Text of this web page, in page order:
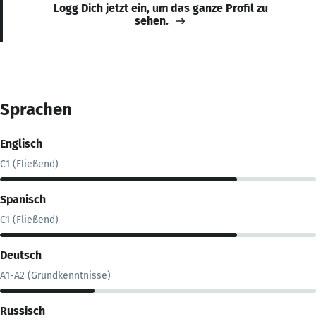
Logg Dich jetzt ein, um das ganze Profil zu
sehen.
Sprachen
Englisch
C1 (Fließend)
Spanisch
C1 (Fließend)
Deutsch
A1-A2 (Grundkenntnisse)
Russisch